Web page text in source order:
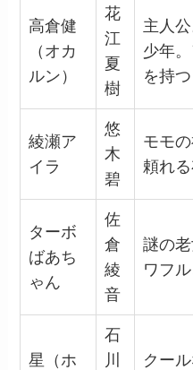
高倉健
（オカ
ルン）
花
江
夏
樹
主人
少年
を持つ
綾瀬ア
イラ
悠
木
碧
モモ
頼れ
ターボ
ばあち
ゃん
佐
倉
綾
音
謎の
ワフ
星（ホ
石
川
クー